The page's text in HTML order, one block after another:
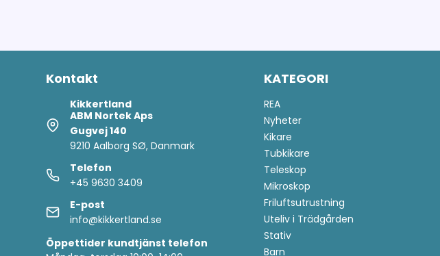
Kontakt
Kikkertland
ABM Nortek Aps
Gugvej 140
9210 Aalborg SØ, Danmark
Telefon
+45 9630 3409
E-post
info@kikkertland.se
Öppettider kundtjänst telefon
KATEGORI
REA
Nyheter
Kikare
Tubkikare
Teleskop
Mikroskop
Friluftsutrustning
Uteliv i Trädgården
Stativ
Barn
exklusiva förmåner:
deltagande i en ny tävling
varje månad
är den första som får information om